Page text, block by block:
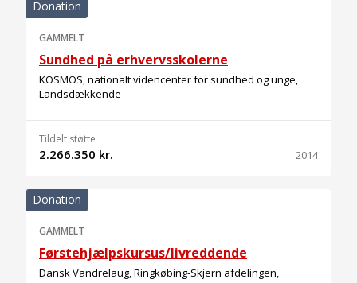
Donation
GAMMELT
Sundhed på erhvervsskolerne
KOSMOS, nationalt videncenter for sundhed og unge,
Landsdækkende
Tildelt støtte
2.266.350 kr. 2014
Donation
GAMMELT
Førstehjælpskursus/livreddende
Dansk Vandrelaug, Ringkøbing-Skjern afdelingen,